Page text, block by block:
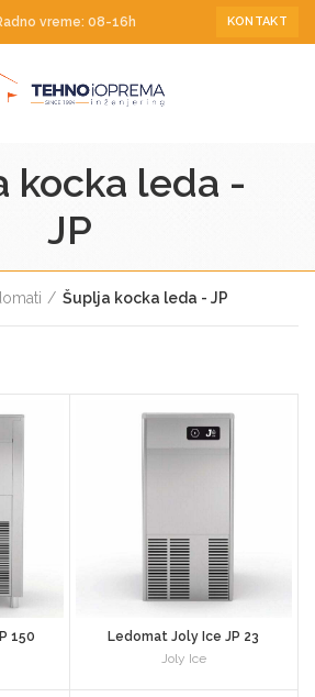
vreme: 08-16h KONTAKT
kocka leda -
JP
Šuplja kocka leda - JP
150
Ledomat Joly Ice JP 23
Joly Ice